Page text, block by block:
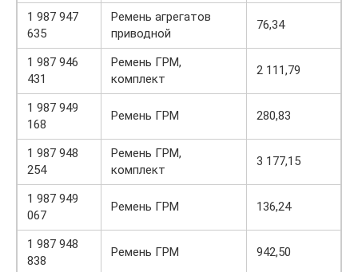
1 987 947
635
Ремень агрегатов
приводной
76,34
1 987 946
431
Ремень ГРМ,
комплект
2 111,79
1 987 949
168
Ремень ГРМ 280,83
1 987 948
254
Ремень ГРМ,
комплект
3 177,15
1 987 949
067
Ремень ГРМ 136,24
1 987 948
838
Ремень ГРМ 942,50